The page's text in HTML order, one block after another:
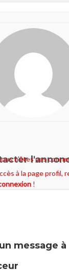
n'êtes pas
à la page profil,
!
message à